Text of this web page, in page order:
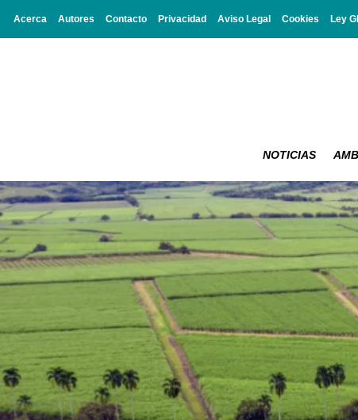
Acerca Autores Contacto Privacidad Aviso Legal Cookies Ley
NOTICIAS